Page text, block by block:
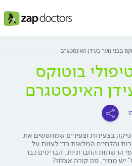
בבני נוער בעידן האינסטגרם
בוטוקס
האינסטגרם
בצעירות וצעירים שמחפשים את
והלחיים המלאות כדי לענות על
הרשתות החברתיות. הבריטים כבר
יש מחיר. מה קורה אצלנו?